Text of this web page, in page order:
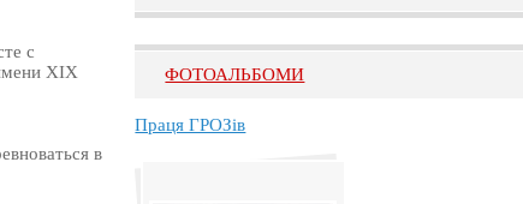
с
XIX
в
ФОТОАЛЬБОМИ
Праця ГРОЗів